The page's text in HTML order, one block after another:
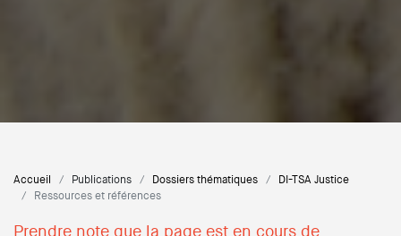
Accueil Publications Dossiers thématiques
DI-TSA Justice
Ressources et références
Prendre note que la page est en cours de